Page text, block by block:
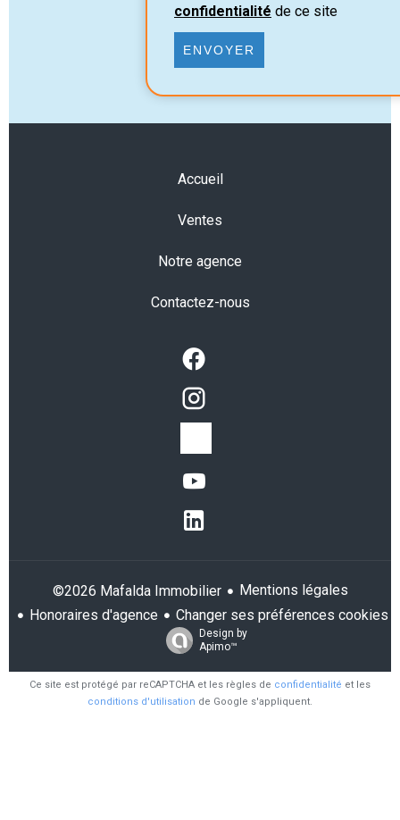
confidentialité de ce site
ENVOYER
Accueil
Ventes
Notre agence
Contactez-nous
©2026 Mafalda Immobilier
Mentions légales
Honoraires d'agence
Changer ses préférences cookies
Design by
Apimo™
Ce site est protégé par reCAPTCHA et les règles de confidentialité et les
conditions d'utilisation de Google s'appliquent.